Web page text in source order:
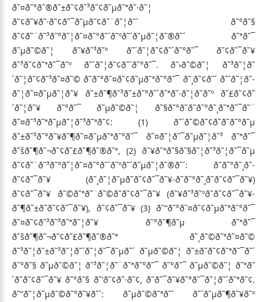
ð˜¤ð˜°ð˜®ð˜±ð˜¢ð˜³ð˜¢ð˜µð˜ªð˜·ð˜¦
ð˜¢ð˜¥ð˜·ð˜¢ð˜¯ð˜µð˜¢ð˜¨ð˜¦ð˜´ ð˜°ð˜§
ð˜¢ð˜¨ð˜³ð˜°ð˜¦ð˜¤ð˜°ð˜´ð˜ºð˜´ð˜µð˜¦ð˜®ð˜´ ð˜ªð˜¯
ð˜µð˜©ð˜¦ ð˜¥ð˜³ð˜º ð˜´ð˜¦ð˜¢ð˜´ð˜°ð˜¯ ð˜¢ð˜¯ð˜¥
ð˜³ð˜¢ð˜ªð˜¯ð˜º ð˜´ð˜¦ð˜¢ð˜´ð˜°ð˜¯. ð˜›ð˜©ð˜¦ ð˜³ð˜¦ð˜
´ð˜¦ð˜¢ð˜³ð˜¤ð˜© ð˜­ð˜°ð˜¤ð˜¢ð˜µð˜ªð˜°ð˜¯ ð˜¸ð˜¢ð˜´ ð˜´ð˜¦ð˜­
ð˜¦ð˜¤ð˜µð˜¦ð˜¥ ð˜±ð˜¶ð˜³ð˜±ð˜°ð˜´ð˜ªð˜·ð˜¦ð˜­ð˜º ð˜£ð˜¢ð˜
´ð˜¦ð˜¥ ð˜°ð˜¯ ð˜µð˜©ð˜¦ ð˜§ð˜°ð˜­ð˜­ð˜°ð˜¸ð˜ªð˜¯ð˜¨
ð˜¤ð˜³ð˜ªð˜µð˜¦ð˜³ð˜ªð˜¢: (1) ð˜´ð˜©ð˜¢ð˜­ð˜­ð˜°ð˜µ
ð˜±ð˜³ð˜°ð˜¥ð˜¶ð˜¤ð˜µð˜ªð˜°ð˜¯ ð˜¤ð˜¦ð˜¯ð˜µð˜¦ð˜³ ð˜ªð˜¯
ð˜šð˜¶ð˜¬ð˜¢ð˜£ð˜¶ð˜®ð˜ª, (2) ð˜¥ð˜ªð˜§ð˜§ð˜¦ð˜³ð˜¦ð˜¯ð˜µ
ð˜¢ð˜¨ð˜³ð˜°ð˜¦ð˜¤ð˜°ð˜´ð˜ºð˜´ð˜µð˜¦ð˜®ð˜´: ð˜­ð˜°ð˜¸ð˜­
ð˜¢ð˜¯ð˜¥ (ð˜¸ð˜¦ð˜µð˜­ð˜¢ð˜¯ð˜¥-ð˜­ð˜°ð˜¸ð˜­ð˜¢ð˜¯ð˜¥)
ð˜¢ð˜¯ð˜¥ ð˜©ð˜ªð˜¨ð˜©ð˜­ð˜¢ð˜¯ð˜¥ (ð˜¥ð˜³ð˜ºð˜­ð˜¢ð˜¯ð˜¥-
ð˜¶ð˜±ð˜­ð˜¢ð˜¯ð˜¥), ð˜¢ð˜¯ð˜¥ (3) ð˜“ð˜°ð˜¤ð˜¢ð˜µð˜ªð˜°ð˜¯
ð˜¤ð˜¢ð˜³ð˜³ð˜ªð˜¦ð˜¥ ð˜°ð˜¶ð˜µ ð˜ªð˜¯
ð˜šð˜¶ð˜¬ð˜¢ð˜£ð˜¶ð˜®ð˜ª ð˜¸ð˜©ð˜ªð˜¤ð˜©
ð˜³ð˜¦ð˜±ð˜³ð˜¦ð˜´ð˜¦ð˜¯ð˜µð˜´ ð˜µð˜©ð˜¦ ð˜±ð˜­ð˜¢ð˜ªð˜¯ð˜´
ð˜°ð˜§ ð˜µð˜©ð˜¦ ð˜³ð˜¦ð˜¨ð˜ªð˜°ð˜¯ ð˜°ð˜¯ ð˜µð˜©ð˜¦ ð˜ªð˜
´ð˜­ð˜¢ð˜¯ð˜¥ ð˜°ð˜§ ð˜‘ð˜¢ð˜·ð˜¢, ð˜ð˜¯ð˜¥ð˜°ð˜¯ð˜¦ð˜´ð˜ªð˜¢.
ð˜”ð˜¦ð˜µð˜©ð˜°ð˜¥ð˜´: ð˜µð˜©ð˜ªð˜´ ð˜´ð˜µð˜¶ð˜¥ð˜º